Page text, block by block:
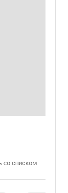
со списком